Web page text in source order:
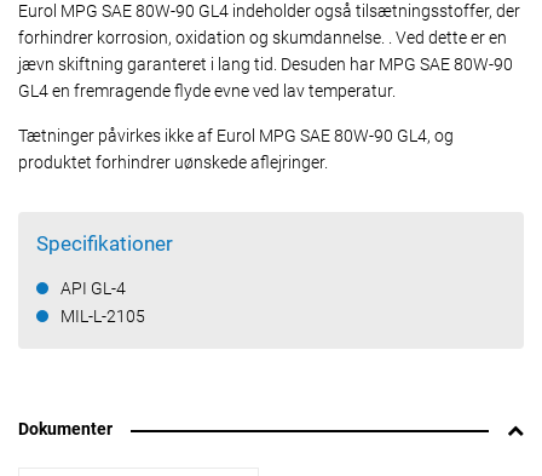
Eurol MPG SAE 80W-90 GL4 indeholder også tilsætningsstoffer, der
forhindrer korrosion, oxidation og skumdannelse. . Ved dette er en
jævn skiftning garanteret i lang tid. Desuden har MPG SAE 80W-90
GL4 en fremragende flyde evne ved lav temperatur.
Tætninger påvirkes ikke af Eurol MPG SAE 80W-90 GL4, og
produktet forhindrer uønskede aflejringer.
Specifikationer
API GL-4
MIL-L-2105
Dokumenter